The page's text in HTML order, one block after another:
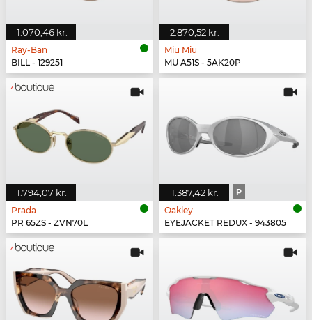
1.070,46 kr.
Ray-Ban
BILL - 129251
2.870,52 kr.
Miu Miu
MU A51S - 5AK20P
1.794,07 kr.
Prada
PR 65ZS - ZVN70L
1.387,42 kr. P
Oakley
EYEJACKET REDUX - 943805